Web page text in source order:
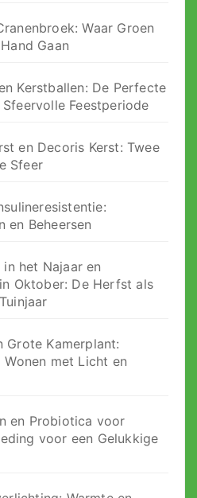
Waar Groen
Gaan
Kerstballen: De Perfecte
Feestperiode
en Decoris Kerst: Twee
Sfeer
en Beheersen
het Najaar en
Oktober: De Herfst als
Grote Kamerplant:
met Licht en
en Probiotica voor
voor een Gelukkige